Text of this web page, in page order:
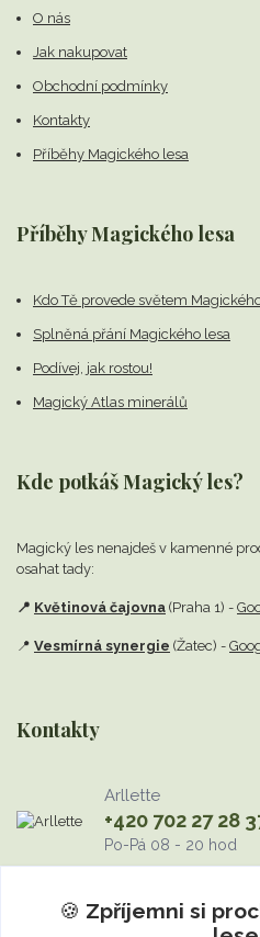
O nás
Jak nakupovat
Obchodní podmínky
Kontakty
Příběhy Magického lesa
Příběhy Magického lesa
Kdo Tě provede světem
Splněná přání Magického lesa
Podívej, jak rostou!
Magický Atlas minerálů
Kde potkáš Magický les?
Magický les nenajdeš v kamenné
osahat tady:
📍 Květinová čajovna (Praha 1) -
📍 Vesmírná synergie (Žatec) -
Kontakty
Arllette
+420 702 27 28
Po-Pá 08 - 20 hod
info@MagickyLes.cz
🍪 Zpříjemni si